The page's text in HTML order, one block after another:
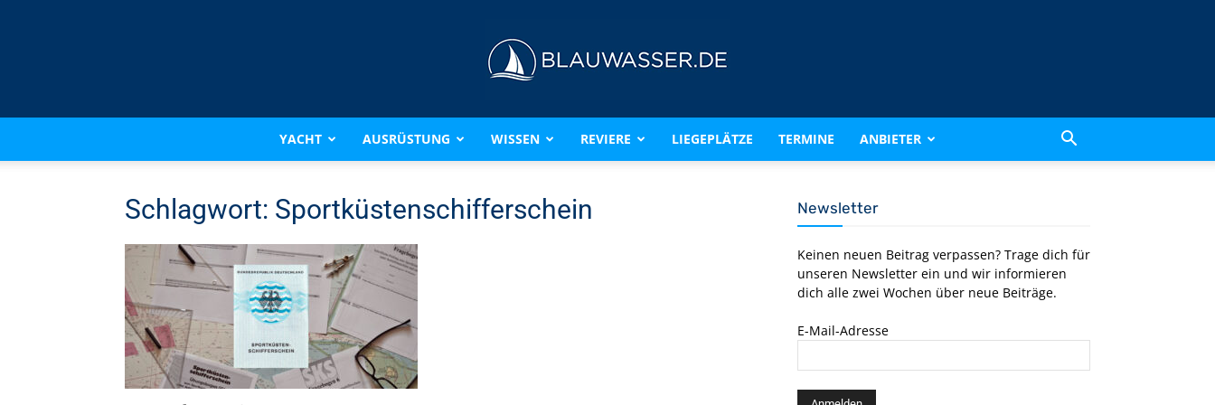
BLAUWASSER.DE
YACHT AUSRÜSTUNG WISSEN REVIERE LIEGEPLÄTZE TERMINE ANBIETER
Schlagwort: Sportküstenschifferschein Newsletter
Keinen neuen Beitrag verpassen? Trage dich für
unseren Newsletter ein und wir informieren
dich alle zwei Wochen über neue Beiträge.
E-Mail-Adresse